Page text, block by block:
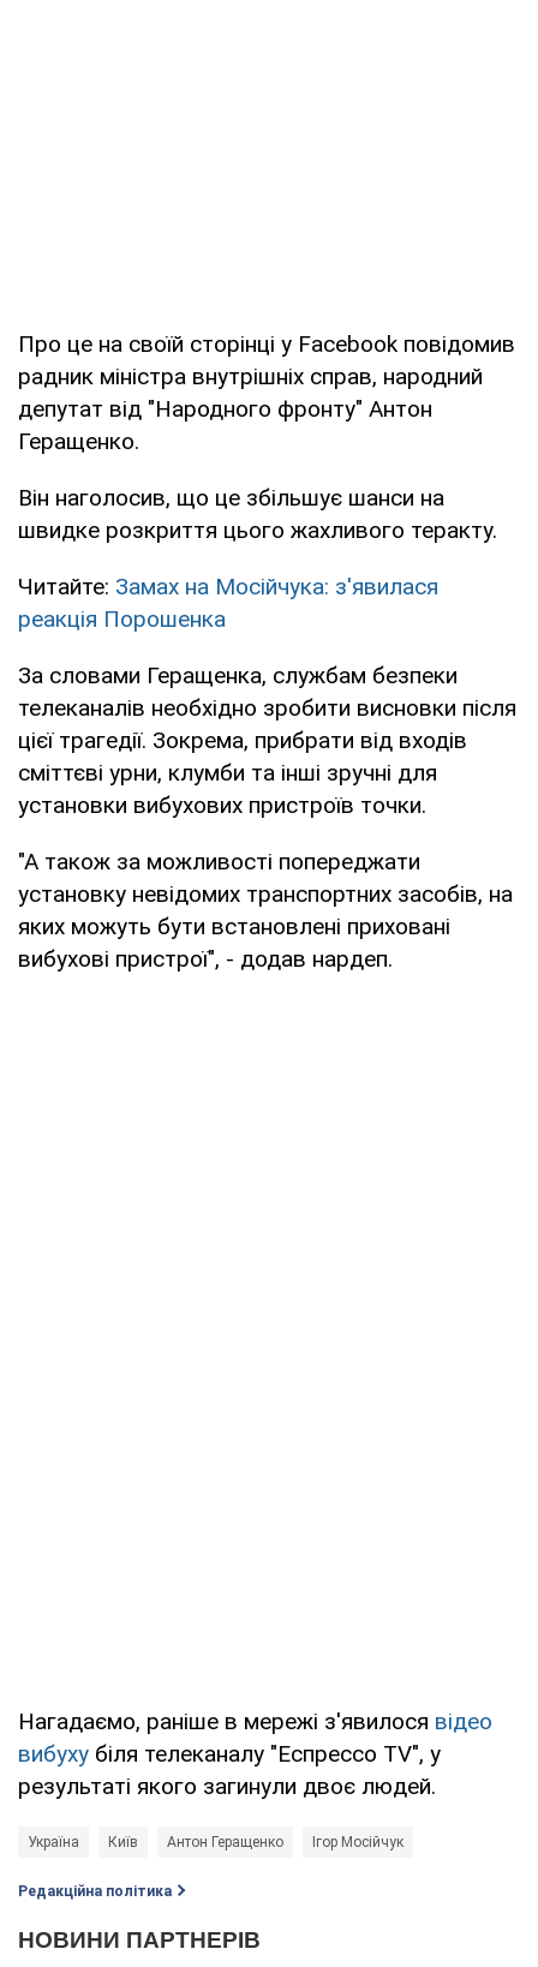
Про це на своїй сторінці у Facebook повідомив
радник міністра внутрішніх справ, народний
депутат від "Народного фронту" Антон
Геращенко.
Він наголосив, що це збільшує шанси на
швидке розкриття цього жахливого теракту.
Читайте: Замах на Мосійчука: з'явилася
реакція Порошенка
За словами Геращенка, службам безпеки
телеканалів необхідно зробити висновки після
цієї трагедії. Зокрема, прибрати від входів
сміттєві урни, клумби та інші зручні для
установки вибухових пристроїв точки.
"А також за можливості попереджати
установку невідомих транспортних засобів, на
яких можуть бути встановлені приховані
вибухові пристрої", - додав нардеп.
Нагадаємо, раніше в мережі з'явилося відео
вибуху біля телеканалу "Еспрессо TV", у
результаті якого загинули двоє людей.
Україна Київ Антон Геращенко Ігор Мосійчук
Редакційна політика